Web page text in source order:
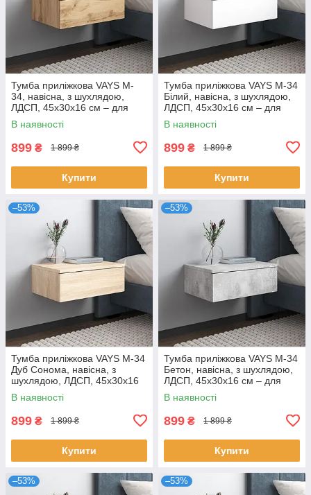
Тумба приліжкова VAYS M-
34, навісна, з шухлядою,
ЛДСП, 45х30х16 см – для
спальні
В наявності
899 ₴ 1 899 ₴
Купити
Тумба приліжкова VAYS M-34
Білий, навісна, з шухлядою,
ЛДСП, 45х30х16 см – для
спальні
В наявності
899 ₴ 1 899 ₴
Купити
–53%
Тумба приліжкова VAYS M-34
Дуб Сонома, навісна, з
шухлядою, ЛДСП, 45х30х16
см – для спальні
В наявності
899 ₴ 1 899 ₴
Купити
–53%
Тумба приліжкова VAYS M-34
Бетон, навісна, з шухлядою,
ЛДСП, 45х30х16 см – для
спальні
В наявності
899 ₴ 1 899 ₴
Купити
–53% –53%